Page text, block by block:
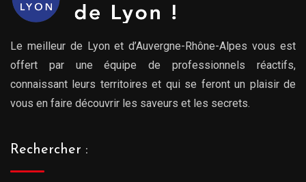
Le meilleur de Lyon et d’Auvergne-Rhône-Alpes vous est
offert par une équipe de professionnels réactifs,
connaissant leurs territoires et qui se feront un plaisir de
vous en faire découvrir les saveurs et les secrets.
Rechercher :